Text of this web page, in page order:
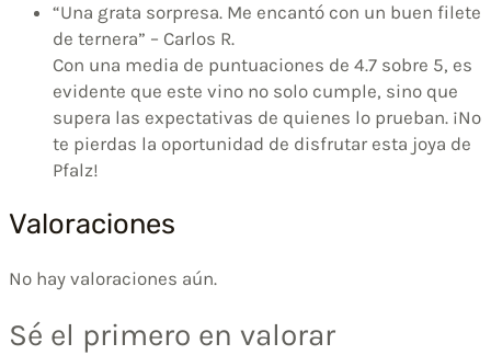
“Una grata sorpresa. Me encantó con un buen filete
de ternera” – Carlos R.
Con una media de puntuaciones de 4.7 sobre 5, es
evidente que este vino no solo cumple, sino que
supera las expectativas de quienes lo prueban. ¡No
te pierdas la oportunidad de disfrutar esta joya de
Pfalz!
Valoraciones
No hay valoraciones aún.
Sé el primero en valorar